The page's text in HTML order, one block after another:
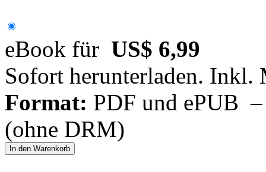
eBook für US$ 6,99
Sofort herunterladen. Inkl.
Format: PDF und ePUB
(ohne DRM)
In den Warenkorb